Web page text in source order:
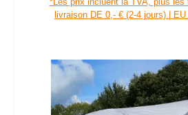
livraison DE 0,- € (2-4 jours) |